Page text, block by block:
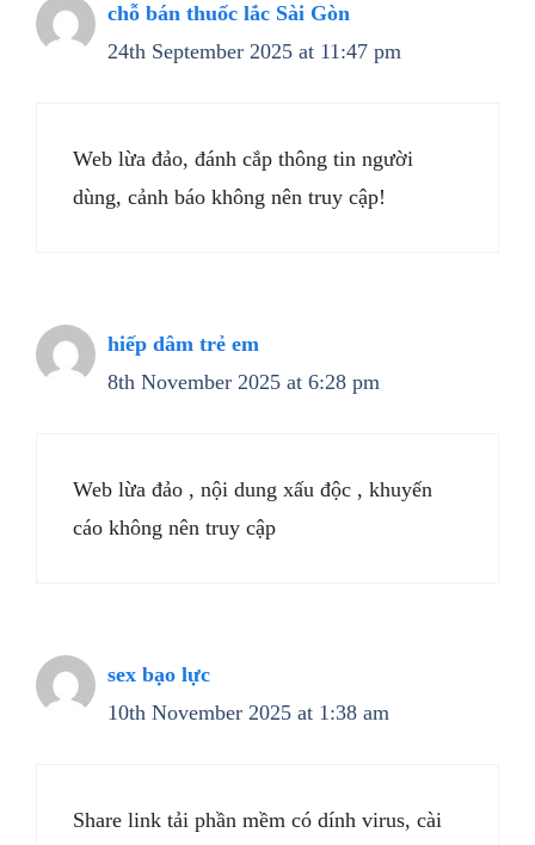
chỗ bán thuốc lắc Sài Gòn
24th September 2025 at 11:47 pm
Web lừa đảo, đánh cắp thông tin người
dùng, cảnh báo không nên truy cập!
hiếp dâm trẻ em
8th November 2025 at 6:28 pm
Web lừa đảo , nội dung xấu độc , khuyến
cáo không nên truy cập
sex bạo lực
10th November 2025 at 1:38 am
Share link tải phần mềm có dính virus, cài